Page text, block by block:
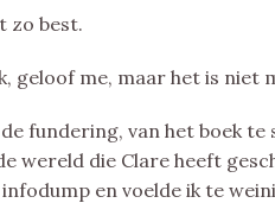
zo best.
geloof me, maar het is niet
fundering, van het boek
wereld die Clare heeft
en voelde ik te